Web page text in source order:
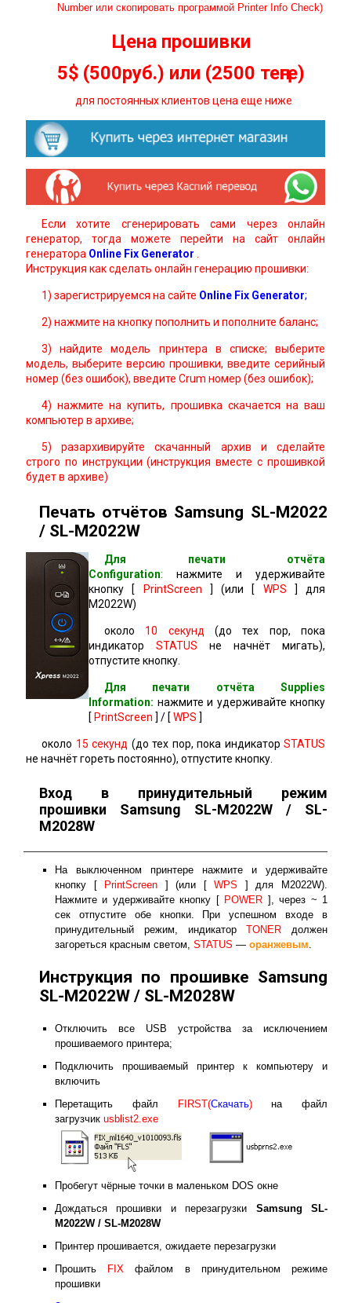
Number или скопировать программой Printer Info Check)
Цена прошивки
5$ (500руб.) или (2500 теңге)
для постоянных клиентов цена еще ниже
Если хотите сгенерировать сами через онлайн
генератор, тогда можете перейти на сайт онлайн
генератора Online Fix Generator .
Инструкция как сделать онлайн генерацию прошивки:
1) зарегистрируемся на сайте Online Fix Generator;
2) нажмите на кнопку пополнить и пополните баланс;
3) найдите модель принтера в списке; выберите
модель, выберите версию прошивки, введите серийный
номер (без ошибок), введите Crum номер (без ошибок);
4) нажмите на купить, прошивка скачается на ваш
компьютер в архиве;
5) разархивируйте скачанный архив и сделайте
строго по инструкции (инструкция вместе с прошивкой
будет в архиве)
Печать отчётов Samsung SL-M2022
/ SL-M2022W
Для печати отчёта
Сonfiguration: нажмите и удерживайте
кнопку [
PrintScreen ] (или [ WPS ] для
M2022W)
около 10 секунд (до тех пор, пока
индикатор STATUS не начнёт мигать),
отпустите кнопку.
Для печати отчёта Supplies
Information: нажмите и удерживайте кнопку
[ PrintScreen ] / [ WPS ]
около 15 секунд (до тех пор, пока индикатор STATUS
не начнёт гореть постоянно), отпустите кнопку.
Вход в принудительный режим
прошивки Samsung SL-M2022W / SL-
M2028W
На выключенном принтере нажмите и удерживайте
кнопку [
PrintScreen ] (или [WPS ] для M2022W).
Нажмите и удерживайте кнопку [ POWER ], через ~ 1
сек отпустите обе кнопки. При успешном входе в
принудительный режим, индикаторTONER должен
загореться красным светом, STATUS — оранжевым.
Инструкция по прошивке Samsung
SL-M2022W / SL-M2028W
Отключить все USB устройства за исключением
прошиваемого принтера;
Подключить прошиваемый принтер к компьютеру и
включить
Перетащить файл
FIRST(Скачать)на файл
загрузчик usblist2.exe
Пробегут чёрные точки в маленьком DOS окне
Дождаться прошивки и перезагрузки Samsung SL-
M2022W / SL-M2028W
Принтер прошивается, ожидаете перезагрузки
Прошить
FIX файлом в принудительном режиме
прошивки